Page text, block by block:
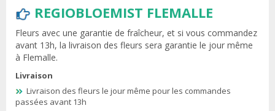
REGIOBLOEMIST FLEMALLE
Fleurs avec une garantie de fraîcheur, et si vous commandez
avant 13h, la livraison des fleurs sera garantie le jour même
à Flemalle.
Livraison
Livraison des fleurs le jour même pour les commandes
passées avant 13h